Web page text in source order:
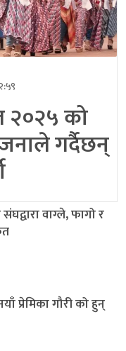
२०२५ को
गर्दैछन्
वाग्ले, फागो र
प्रेमिका गौरी को हुन्